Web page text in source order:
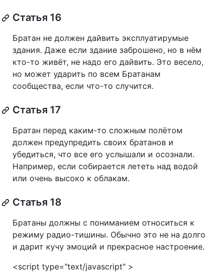
Статья 16
Братан не должен дайвить эксплуатирумые
здания. Даже если здание заброшено, но в нём
кто-то живёт, не надо его дайвить. Это весело,
но может ударить по всем Братанам
сообщества, если что-то случится.
Статья 17
Братан перед каким-то сложным полётом
должен предупредить своих братанов и
убедиться, что все его услышали и осознали.
Например, если собирается лететь над водой
или очень высоко к облакам.
Статья 18
Братаны должны с пониманием относиться к
режиму радио-тишины. Обычно это не на долго
и дарит кучу эмоций и прекрасное настроение.
<script type="text/javascript" >